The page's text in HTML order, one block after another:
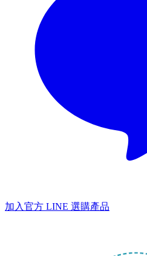
加入官方 LINE 選購產品